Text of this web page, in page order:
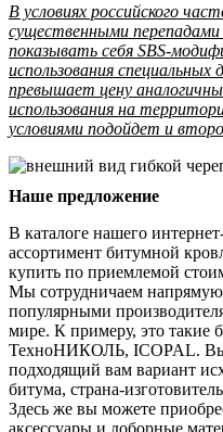
В условиях российского
существенными
показывать себя SBS-
использования
превышает цену
использования на
условиями подойдет и
Наше предложение
В каталоге нашего
ассортимент битумной
купить по приемлемой
Мы сотрудничаем
популярными
мире. К примеру, это такие
ТехноНИКОЛЬ, ICOPAL. Вы
подходящий вам вариант
битума, страна-
Здесь же вы можете
аксессуары и доборные